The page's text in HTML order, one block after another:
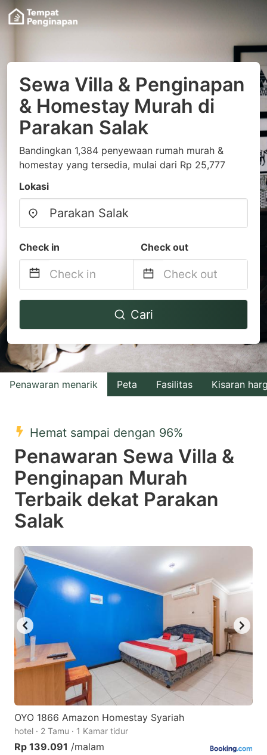
Sewa Villa & Penginapan
& Homestay Murah di
Parakan Salak
Bandingkan 1,384 penyewaan rumah murah &
homestay yang tersedia, mulai dari Rp 25,777
Lokasi
Check in Check out
Navigate
to
interact
with
the
select
a
date.
Press
the
question
mark
key
to
get
keyboard
shortcuts
for
changing
dates.
Navigate
to
interact
with
the
select
a
date.
Press
mark
key
to
get
keyboard
shortcuts
for
changing
dates.
Cari
Penawaran menarik Peta Fasilitas Kisaran
Hemat sampai dengan 96%
Penawaran Sewa Villa &
Penginapan Murah
Terbaik dekat Parakan
Salak
OYO 1866 Amazon Homestay Syariah
hotel · 2 Tamu · 1 Kamar tidur
Rp 139.091 /malam